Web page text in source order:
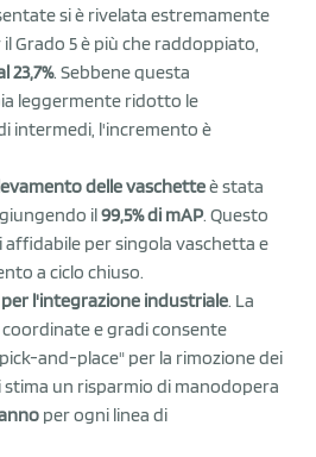
si è rivelata estremamente
Grado 5 è più che raddoppiato,
23,7%. Sebbene questa
leggermente ridotto le
intermedi, l'incremento è
delle vaschetteè stata
il99,5% di mAP. Questo
affidabile per singola vaschetta e
a ciclo chiuso.
l'integrazione industriale. La
e gradi consente
and-place" per la rimozione dei
un risparmio di manodopera
per ogni linea di